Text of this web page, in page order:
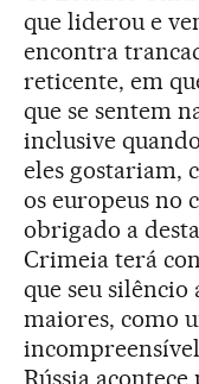
que liderou e
encontra
reticente, em
que se sentem
inclusive
eles gostariam,
os europeus no
obrigado a
Crimeia terá
que seu
maiores, como
Rússia